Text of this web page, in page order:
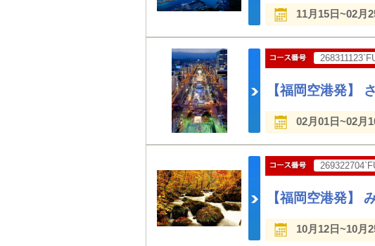
11月15日~02月
【福岡空港発】
02月01日~02月
【福岡空港発】
10月12日~10月